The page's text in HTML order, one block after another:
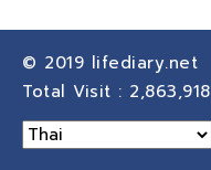
© 2019 lifediary.net
Total Visit : 2,863,918